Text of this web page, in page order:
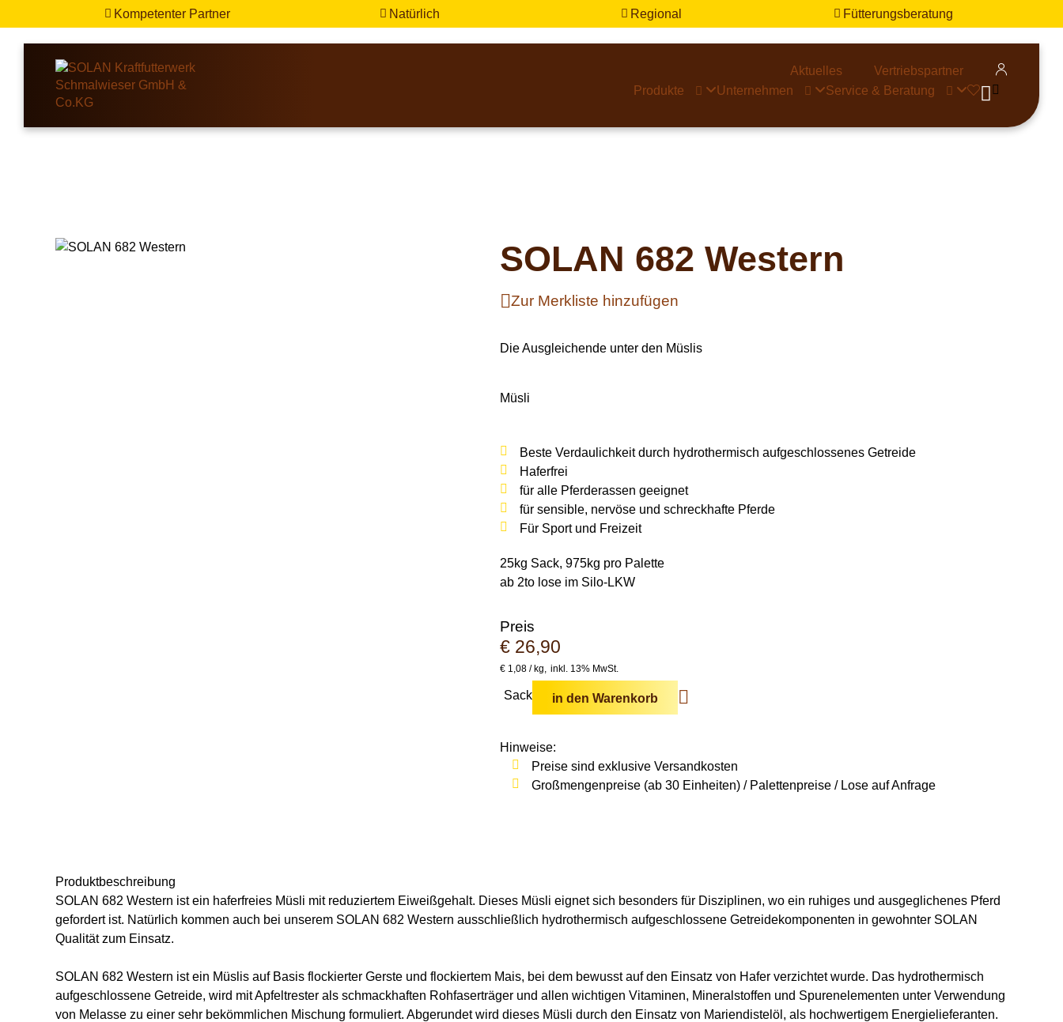
 Kompetenter Partner  Natürlich  Regional  Fütterungsberatung
Aktuelles Vertriebspartner 
Produkte  Unternehmen  Service & Beratung   
SOLAN 682 Western
Zur Merkliste hinzufügen
Die Ausgleichende unter den Müslis
Müsli
Beste Verdaulichkeitdurch hydrothermisch aufgeschlossenes Getreide
Haferfrei
für alle Pferderassen geeignet
für sensible, nervöse und schreckhafte Pferde
Für Sportund Freizeit
25kg Sack, 975kg pro Palette
ab 2to lose im Silo-LKW
Preis
€ 26,90
€1,08 /kg inkl. 13% MwSt.
Sack in den Warenkorb
Hinweise:
Preise sind exklusive Versandkosten
Großmengenpreise (ab 30 Einheiten) / Palettenpreise / Lose auf Anfrage
Produkt­beschreibung
SOLAN 682 Western ist ein haferfreies Müsli mit reduziertem Eiweißgehalt. Dieses Müsli eignet sich besonders für Disziplinen, wo ein ruhiges und ausgeglichenes Pferd
gefordert ist. Natürlich kommen auch bei unserem SOLAN 682 Western ausschließlich hydrothermisch aufgeschlossene Getreidekomponenten in gewohnter SOLAN
Qualität zum Einsatz.
SOLAN 682 Western ist ein Müslis auf Basis flockierter Gerste und flockiertem Mais, bei dem bewusst auf den Einsatz von Hafer verzichtetwurde. Das hydrothermisch
aufgeschlossene Getreide, wird mit Apfeltrester als schmackhaften Rohfaserträger und allen wichtigen Vitaminen, Mineralstoffen und Spurenelementen unter Verwendung
von Melasse zu einer sehr bekömmlichen Mischung formuliert. Abgerundet wird dieses Müsli durch den Einsatz von Mariendistelöl, als hochwertigem Energielieferanten.